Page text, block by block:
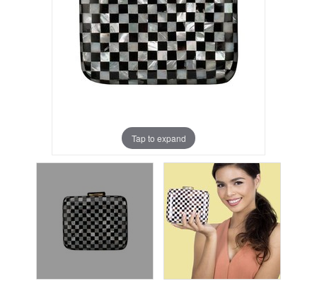
Tap to expand